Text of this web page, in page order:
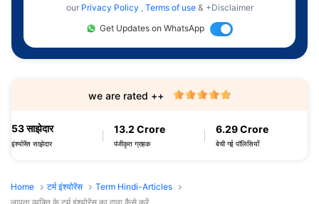
our Privacy Policy , Terms of use & +Disclaimer
Get Updates on WhatsApp
53 साझेदार
इंश्योरेंस साझेदार
13.2 Crore
पंजीकृत ग्राहक
6.29 Crore
बेची गई पॉलिसियाँ
we are rated ++
Home टर्म इंश्योरेंस
Term Hindi-Articles